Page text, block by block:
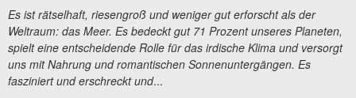
Es ist rätselhaft, riesengroß und weniger gut erforscht als der
Weltraum: das Meer. Es bedeckt gut 71 Prozent unseres Planeten,
spielt eine entscheidende Rolle für das irdische Klima und versorgt
uns mit Nahrung und romantischen Sonnenuntergängen. Es
fasziniert und erschreckt und...